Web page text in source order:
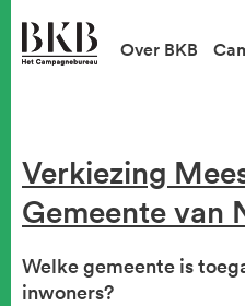
Over BKB
Verkiezing
Gemeente van
Welke gemeente is
inwoners?